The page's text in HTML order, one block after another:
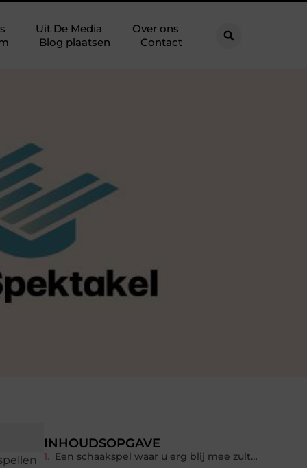
Uit De Media
Over ons
Blog plaatsen Contact
INHOUDSOPGAVE
Een schaakspel waar u erg blij mee zult zijn